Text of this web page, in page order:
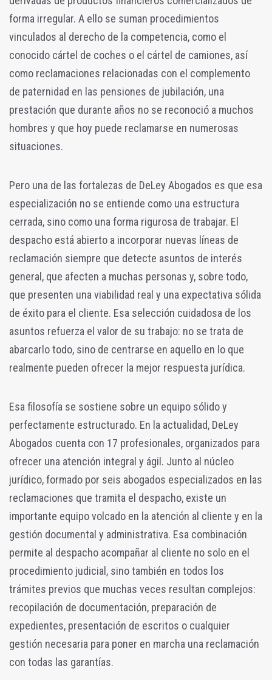
forma irregular. A ello se suman procedimientos
vinculados al derecho de la competencia, como el
conocido cártel de coches o el cártel de camiones, así
como reclamaciones relacionadas con el complemento
de paternidad en las pensiones de jubilación, una
prestación que durante años no se reconoció a muchos
hombres y que hoy puede reclamarse en numerosas
situaciones.
Pero una de las fortalezas de DeLey Abogados es que esa
especialización no se entiende como una estructura
cerrada, sino como una forma rigurosa de trabajar. El
despacho está abierto a incorporar nuevas líneas de
reclamación siempre que detecte asuntos de interés
general, que afecten a muchas personas y, sobre todo,
que presenten una viabilidad real y una expectativa sólida
de éxito para el cliente. Esa selección cuidadosa de los
asuntos refuerza el valor de su trabajo: no se trata de
abarcarlo todo, sino de centrarse en aquello en lo que
realmente pueden ofrecer la mejor respuesta jurídica.
Esa filosofía se sostiene sobre un equipo sólido y
perfectamente estructurado. En la actualidad, DeLey
Abogados cuenta con 17 profesionales, organizados para
ofrecer una atención integral y ágil. Junto al núcleo
jurídico, formado por seis abogados especializados en las
reclamaciones que tramita el despacho, existe un
importante equipo volcado en la atención al cliente y en la
gestión documental y administrativa. Esa combinación
permite al despacho acompañar al cliente no solo en el
procedimiento judicial, sino también en todos los
trámites previos que muchas veces resultan complejos:
recopilación de documentación, preparación de
expedientes, presentación de escritos o cualquier
gestión necesaria para poner en marcha una reclamación
con todas las garantías.